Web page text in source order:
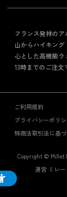
フランス発祥の
山からハイキン
心とした高機能ウ
13時までのご注文
ご利用規約
プライバシーポリ
特商法取引法に基
Copyright © Millet
運営 ミレ